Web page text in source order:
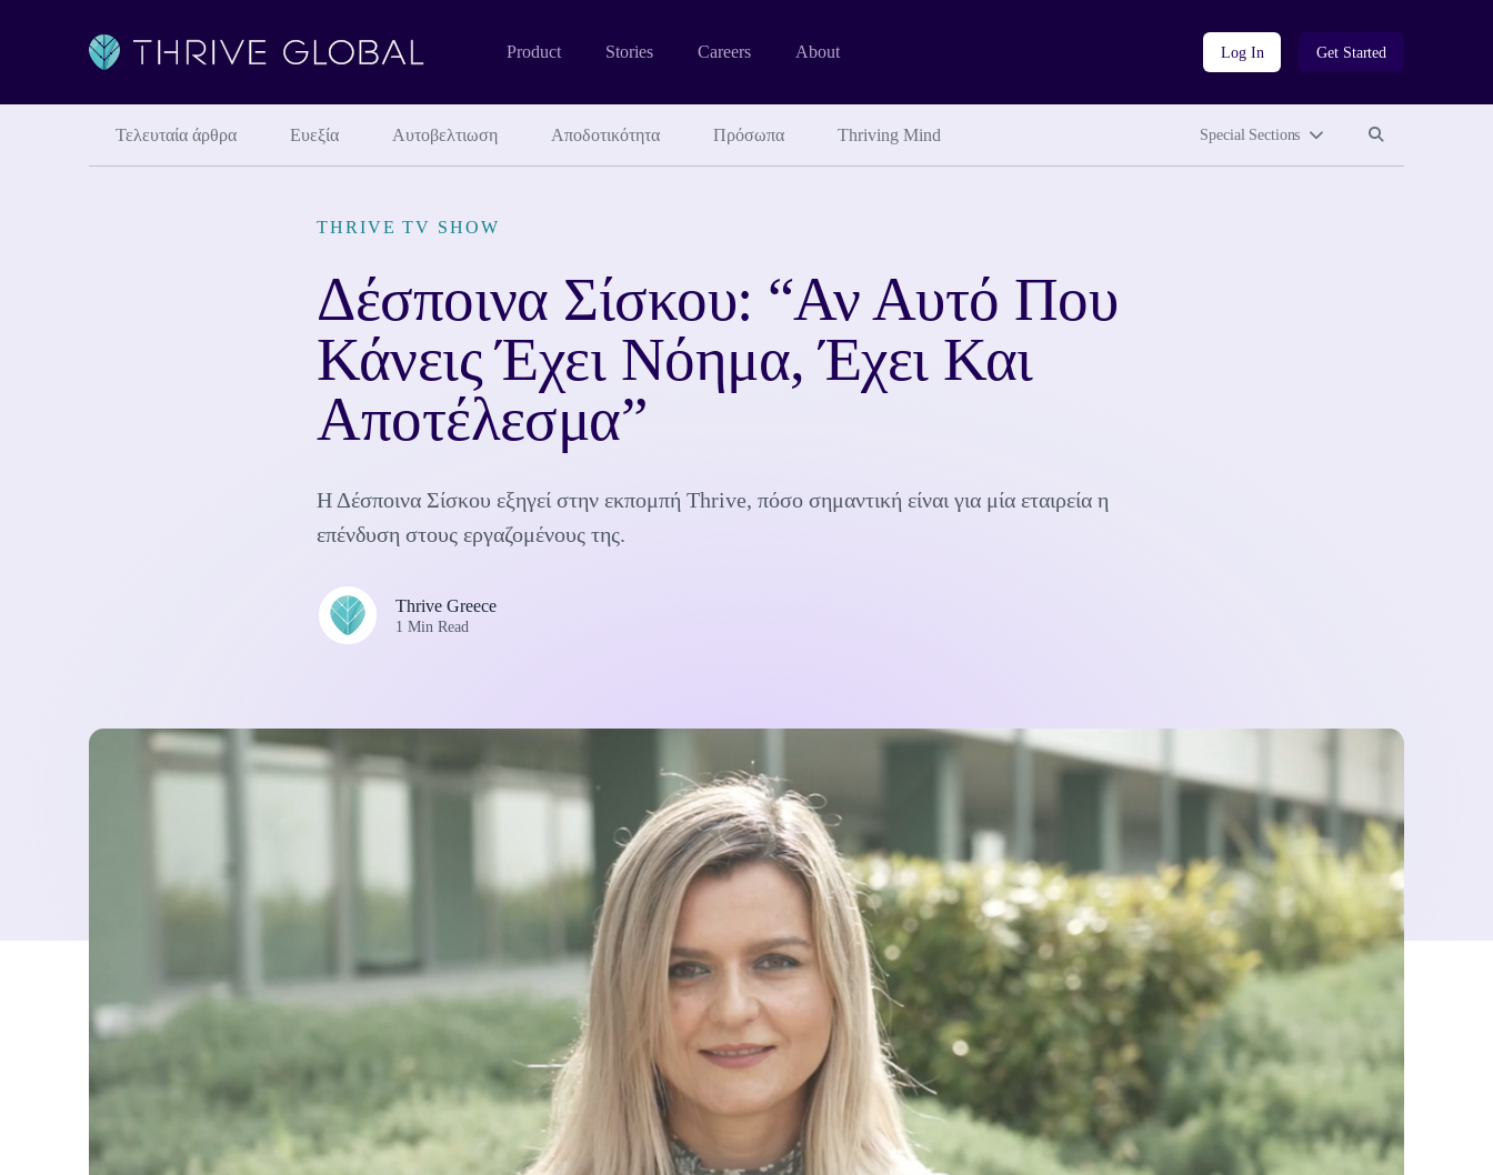
Product Stories Careers About Log In Get Started
Τελευταία άρθρα Ευεξία Αυτοβελτιωση Αποδοτικότητα Πρόσωπα Thriving Mind Special Sections Search site
THRIVE TV SHOW
Δέσποινα Σίσκου: “Αν Αυτό Που
Κάνεις Έχει Νόημα, Έχει Και
Αποτέλεσμα”
Η Δέσποινα Σίσκου εξηγεί στην εκπομπή Thrive, πόσο σημαντική είναι για μία εταιρεία η
επένδυση στους εργαζομένους της.
Thrive Greece
1 Min Read